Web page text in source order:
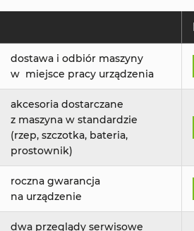
dostawa i odbiór maszyny
w miejsce pracy urządzenia
akcesoria dostarczane
z maszyna w standardzie
(rzep, szczotka, bateria,
prostownik)
roczna gwarancja
na urządzenie
dwa przeglądy serwisowe